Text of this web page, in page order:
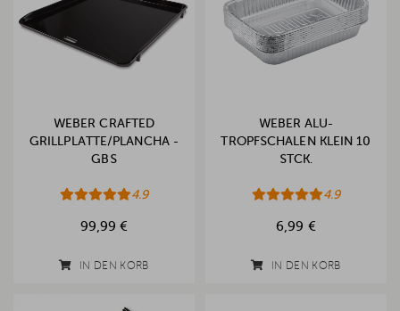
WEBER CRAFTED
GRILLPLATTE/PLANCHA -
GBS
4.9
99,99 €
IN DEN KORB
WEBER ALU-
TROPFSCHALEN KLEIN 10
STCK.
4.9
6,99 €
IN DEN KORB